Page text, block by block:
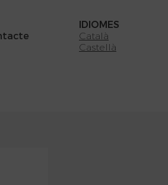
IDIOMES
Català
Castellà